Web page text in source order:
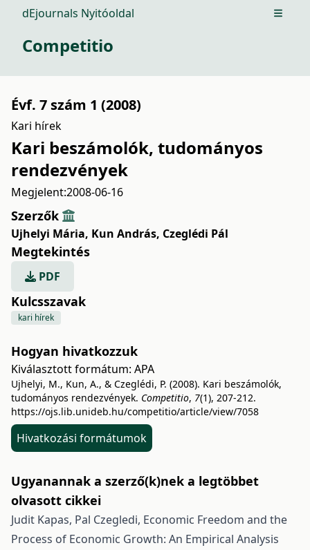
dEjournals Nyitóoldal Open
Competitio
Évf. 7 szám 1 (2008)
Kari hírek
Kari beszámolók, tudományos
rendezvények
Megjelent:2008-06-16
Szerzők
Ujhelyi Mária, Kun András, Czeglédi Pál
Megtekintés
PDF
Kulcsszavak
kari hírek
Hogyan hivatkozzuk
Kiválasztott formátum: APA
Ujhelyi, M., Kun, A., & Czeglédi, P. (2008). Kari beszámolók,
tudományos rendezvények. Competitio, 7(1), 207-212.
https://ojs.lib.unideb.hu/competitio/article/view/7058
Hivatkozási formátumok
Ugyanannak a szerző(k)nek a legtöbbet
olvasott cikkei
Judit Kapas, Pal Czegledi, Economic Freedom and the
Process of Economic Growth: An Empirical Analysis